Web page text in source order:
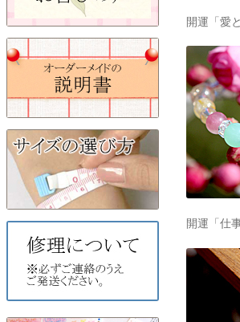
開運「愛
開運「仕